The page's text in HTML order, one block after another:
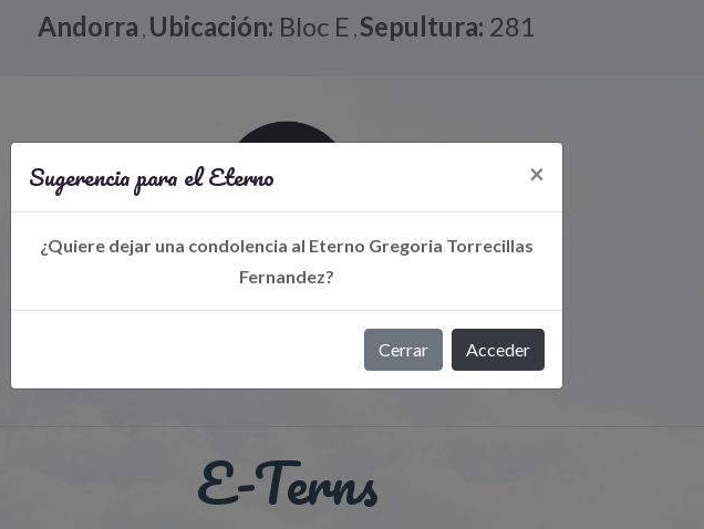
Andorra , Ubicación: Bloc E ,Sepultura: 281
Libro de Eterno
Sugerencia para el Eterno ×
¿Quiere dejar una condolencia al Eterno Gregoria Torrecillas
Fernandez?
Cerrar Acceder
E-Terns